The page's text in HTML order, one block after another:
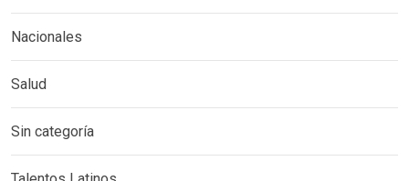
Nacionales
Salud
Sin categoría